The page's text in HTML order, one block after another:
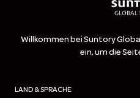
Willkommen bei Suntory
ein, um die
LAND & SPRACHE